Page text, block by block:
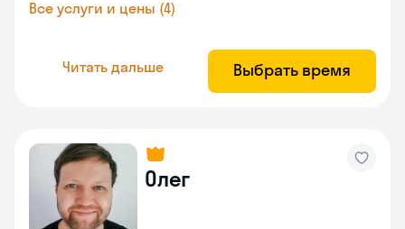
Все услуги и цены (4)
Читать дальше Выбрать время
Олег